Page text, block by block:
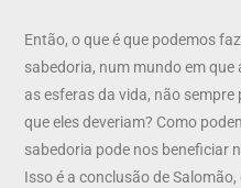
Então, o que é que podemos
sabedoria, num mundo em
as esferas da vida, não
que eles deveriam? Como
sabedoria pode nos beneficiar
Isso é a conclusão de